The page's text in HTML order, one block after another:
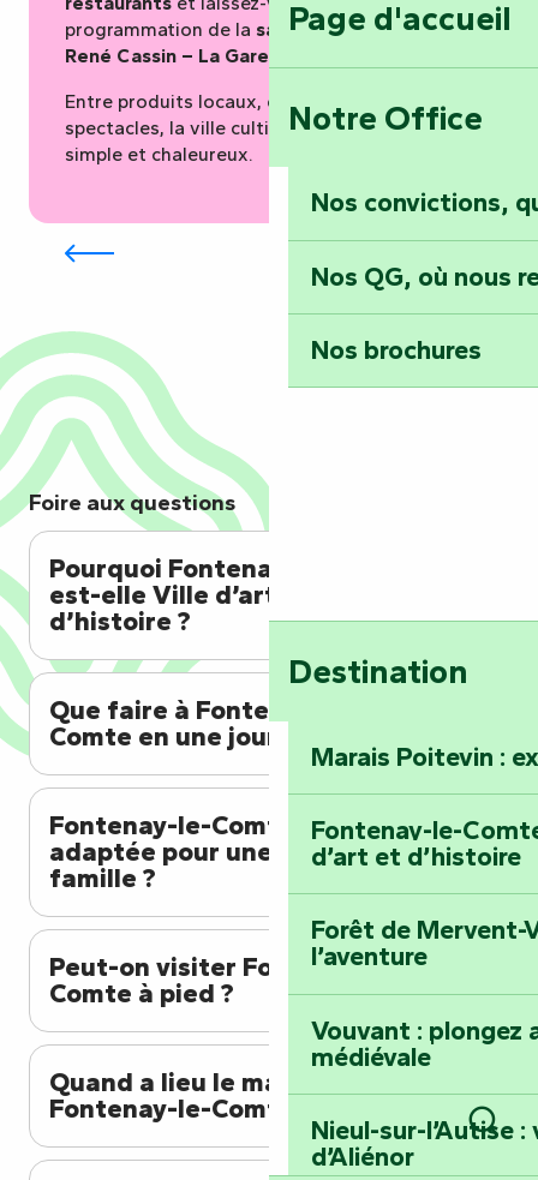
Page d'accueil
Notre Office
Nos convictions,
Nos QG, où nous
Nos brochures
Destination
Marais Poitevin :
Fontenay-le-
d’art et d’histoire
Forêt de Mervent-
l’aventure
Vouvant : plongez
médiévale
Nieul-sur-l’Autise
d’Aliénor
programmation de la salle de spectacles
René Cassin – La Gare.
Entre produits locaux, convivialité et
spectacles, la ville cultive un art de vivre
simple et chaleureux.
Marché de Fontenay
Foire aux questions
Pourquoi Fontenay-le-Comte
est-elle Ville d’art et
d’histoire ?
Que faire à Fontenay-le-
Comte en une journée ?
Fontenay-le-Comte est-elle
adaptée pour une visite en
famille ?
Peut-on visiter Fontenay-le-
Comte à pied ?
Quand a lieu le marché de
Fontenay-le-Comte ?